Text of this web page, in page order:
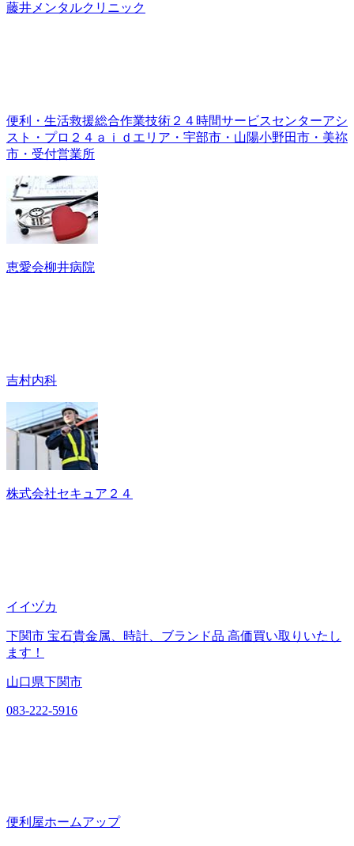
藤井メンタルクリニック
便利・生活救援総合作業技術２４時間サービスセンターアシ
スト・プロ２４ａｉｄエリア・宇部市・山陽小野田市・美祢
市・受付営業所
恵愛会柳井病院
吉村内科
株式会社セキュア２４
イイヅカ
下関市 宝石貴金属、時計、ブランド品 高価買い取りいたし
ます！
山口県下関市
083-222-5916
便利屋ホームアップ